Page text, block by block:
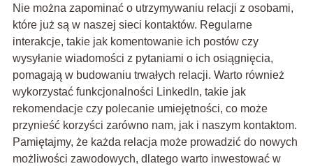
Nie można zapominać o utrzymywaniu relacji z osobami,
które już są w naszej sieci kontaktów. Regularne
interakcje, takie jak komentowanie ich postów czy
wysyłanie wiadomości z pytaniami o ich osiągnięcia,
pomagają w budowaniu trwałych relacji. Warto również
wykorzystać funkcjonalności LinkedIn, takie jak
rekomendacje czy polecanie umiejętności, co może
przynieść korzyści zarówno nam, jak i naszym kontaktom.
Pamiętajmy, że każda relacja może prowadzić do nowych
możliwości zawodowych, dlatego warto inwestować w